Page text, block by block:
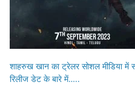
शाहरुख खान का ट्रेलर सोशल मीडिया में
रिलीज डेट के बारे में…..